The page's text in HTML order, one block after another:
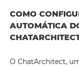
COMO
AUTOMÁTICA
O ChatArchitect,